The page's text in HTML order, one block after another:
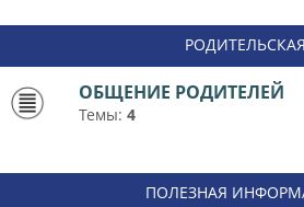
РОДИТЕЛЬСКАЯ
ОБЩЕНИЕ РОДИТЕЛЕЙ
Темы: 4
ПОЛЕЗНАЯ